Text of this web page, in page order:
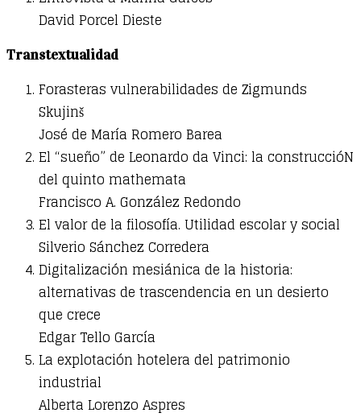
David Porcel Dieste
Transtextualidad
Forasteras vulnerabilidades de Zigmunds
Skujinš
José de María Romero Barea
El “sueño” de Leonardo da Vinci: la construccióN
del quinto mathemata
Francisco A. González Redondo
El valor de la filosofía. Utilidad escolar y social
Silverio Sánchez Corredera
Digitalización mesiánica de la historia:
alternativas de trascendencia en un desierto
que crece
Edgar Tello García
La explotación hotelera del patrimonio
industrial
Alberta Lorenzo Aspres